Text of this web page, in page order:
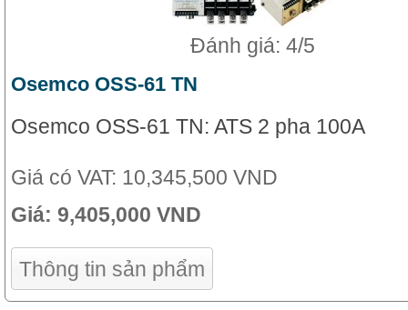
Đánh giá: 4/5
Osemco OSS-61 TN
Osemco OSS-61 TN: ATS 2 pha 100A
Giá có VAT: 10,345,500 VND
Giá: 9,405,000 VND
Thông tin sản phẩm